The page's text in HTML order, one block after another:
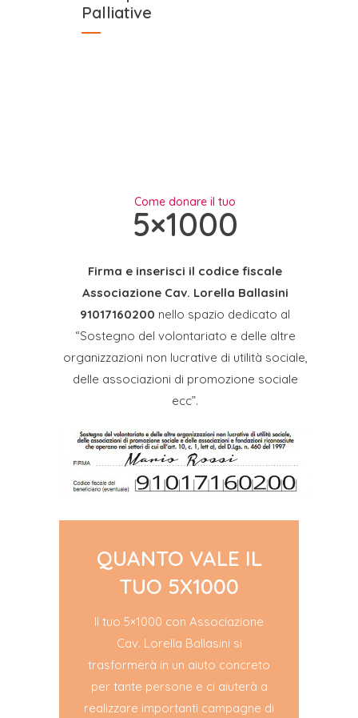
Palliative
Come donare il tuo
5×1000
Firma e inserisci il codice fiscale
Associazione Cav. Lorella Ballasini
91017160200 nello spazio dedicato al
“Sostegno del volontariato e delle altre
organizzazioni non lucrative di utilità sociale,
delle associazioni di promozione sociale
ecc”.
QUANTO VALE IL
TUO 5X1000
Il tuo 5×1000 con Associazione
Cav. Lorella Ballasini si
trasformerà in un aiuto concreto
per tante persone e ci aiuterà a
realizzare importanti campagne di